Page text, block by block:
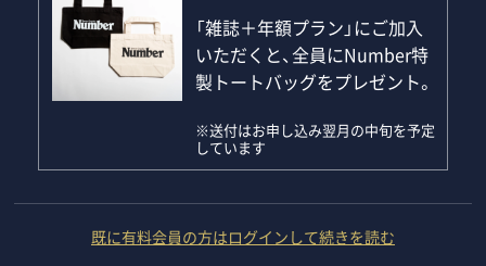
「雑誌＋年額プラン」にご加入
いただくと、全員にNumber特
製トートバッグをプレゼント。
※送付はお申し込み翌月の中旬を予定
しています
既に有料会員の方はログインして続きを読む